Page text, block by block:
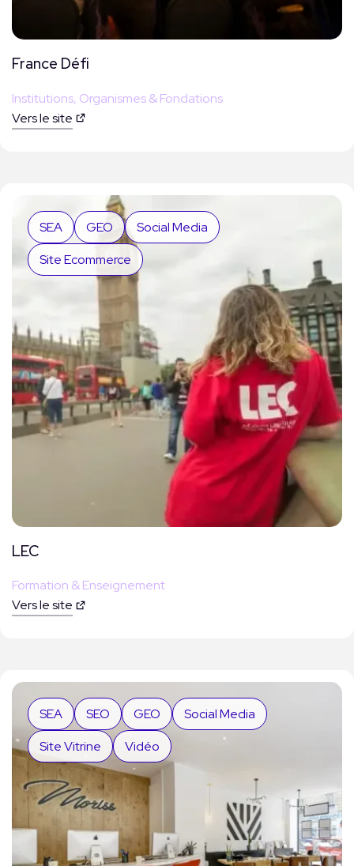
France Défi
Institutions, Organismes & Fondations
Vers le site
SEA GEO
Social Media
Site Ecommerce
LEC
Formation & Enseignement
Vers le site
SEA SEO GEO
Social Media
Site Vitrine
Vidéo